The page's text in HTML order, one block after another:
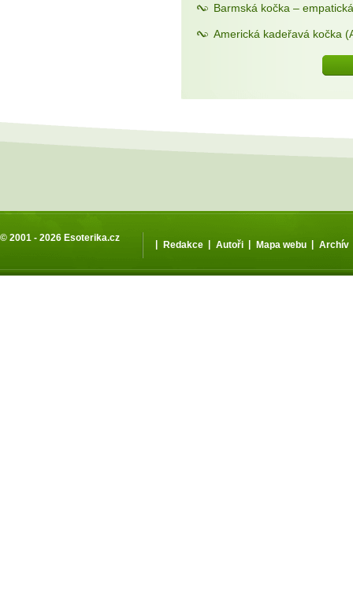
Barmská kočka –
Americká kadeřavá kočka
© 2001 - 2026 Esoterika.cz
| Redakce | Autoři | Mapa webu | Archív